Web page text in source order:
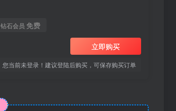
钻石会员 免费
立即购买
您当前未登录！建议登陆后购买，可保存购买订单